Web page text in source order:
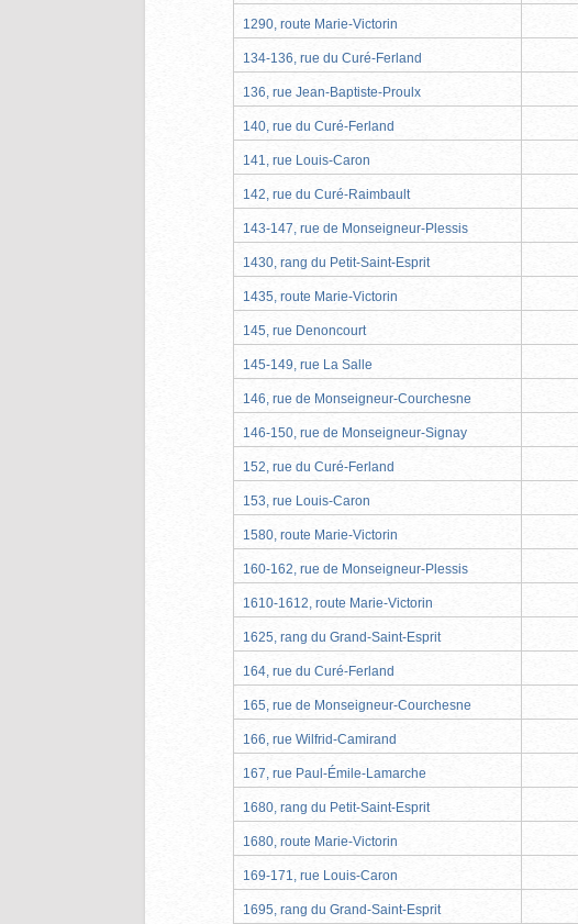
1290, route Marie-Victorin
134-136, rue du Curé-Ferland
136, rue Jean-Baptiste-Proulx
140, rue du Curé-Ferland
141, rue Louis-Caron
142, rue du Curé-Raimbault
143-147, rue de Monseigneur-Plessis
1430, rang du Petit-Saint-Esprit
1435, route Marie-Victorin
145, rue Denoncourt
145-149, rue La Salle
146, rue de Monseigneur-Courchesne
146-150, rue de Monseigneur-Signay
152, rue du Curé-Ferland
153, rue Louis-Caron
1580, route Marie-Victorin
160-162, rue de Monseigneur-Plessis
1610-1612, route Marie-Victorin
1625, rang du Grand-Saint-Esprit
164, rue du Curé-Ferland
165, rue de Monseigneur-Courchesne
166, rue Wilfrid-Camirand
167, rue Paul-Émile-Lamarche
1680, rang du Petit-Saint-Esprit
1680, route Marie-Victorin
169-171, rue Louis-Caron
1695, rang du Grand-Saint-Esprit